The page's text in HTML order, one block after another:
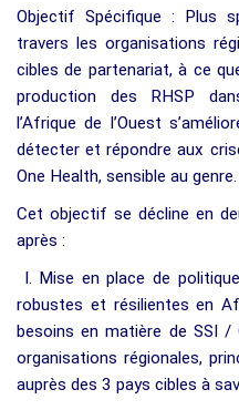
Objectif Spécifique : Plus
travers les organisations
cibles de partenariat, à ce
production des RHSP
l’Afrique de l’Ouest
détecter et répondre aux
One Health, sensible au genre.
Cet objectif se décline en
après :
I. Mise en place de
robustes et résilientes en
besoins en matière de SSI /
organisations régionales,
auprès des 3 pays cibles à